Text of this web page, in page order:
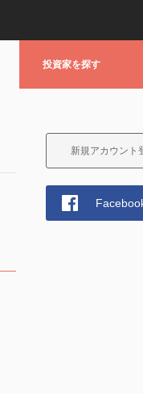
投資家を探す
新規アカウント